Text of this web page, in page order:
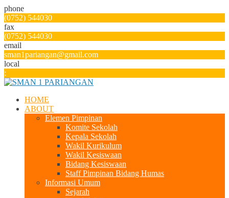
phone
(0752) 544030
fax
(0752) 544030
email
sman1pariangan@gmail.com
local
:
HOME
ABOUT
Elemen Pimpinan
Komite Sekolah
Kepala Sekolah
Wakil Kurikulum
Wakil Kesiswaan
Bidang Kesiswaan
Staff Pimpinan Bidang Humas
Informasi Umum
Sejarah